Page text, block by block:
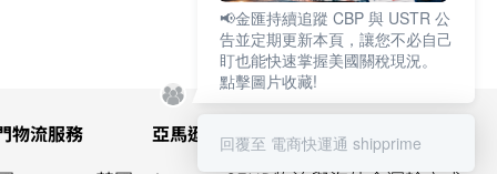
物流服務 亞馬遜 跨境新知 常用連結
📢金匯持續追蹤 CBP 與 USTR 公
告並定期更新本頁，讓您不必自己
盯也能快速掌握美國關稅現況。
點擊圖片收藏!
回覆至 電商快運通 shipprime